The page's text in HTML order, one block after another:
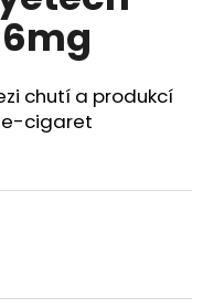
chutí a produkcí
e-cigaret